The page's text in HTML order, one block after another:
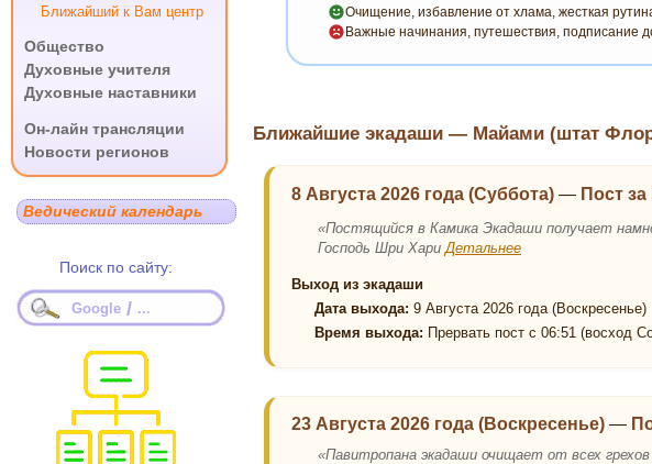
Очищение, избавление от хлама, жесткая
Важные начинания, путешествия, подписание
Ближайшие экадаши — Майами (штат
8 Августа 2026 года (Суббота) — Пост
«Постящийся в Камика Экадаши получает
Господь Шри ХариДетальнее
Выход из экадаши
Дата выхода: 9 Августа 2026 года (Воскресенье)
Время выхода: Прервать пост с 06:51 (восход
23 Августа 2026 года (Воскресенье) —
«Павитропана экадаши очищает от всех
Ближайший к Вам центр
Общество
Духовные учителя
Духовные наставники
Он-лайн трансляции
Новости регионов
Ведический календарь
Поиск по сайту:
Google / ...